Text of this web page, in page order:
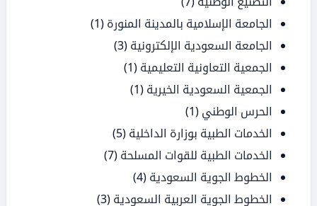
الجامعة الإسلامية بالمدينة المنورة (1)
الجامعة السعودية الإلكترونية (3)
الجمعية التعاونية التعليمية (1)
الجمعية السعودية الخيرية (1)
الحرس الوطني (1)
الخدمات الطبية بوزارة الداخلية (5)
الخدمات الطبية للقوات المسلحة (7)
الخطوط الجوية السعودية (4)
الخطوط الجوية العربية السعودية (3)